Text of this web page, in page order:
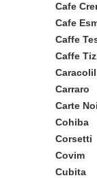
Cafe
Cafe
Caffe
Caffe
Carraro
Carte
Cohiba
Corsetti
Covim
Cubita